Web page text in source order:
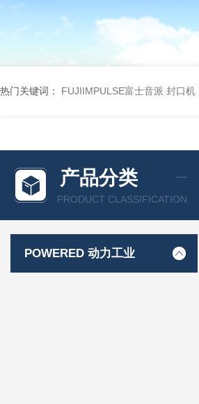
热门关键词： FUJIIMPULSE富士音派 封口机
产品分类
PRODUCT CLASSIFICATION
POWERED 动力工业